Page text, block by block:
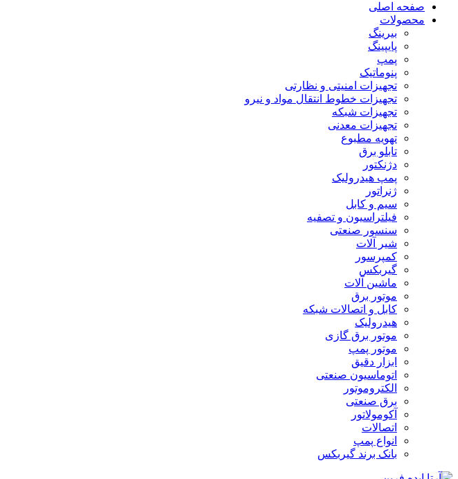
صفحه اصلی
محصولات
بیرینگ
پایپینگ
پمپ
پنوماتیک
تجهیزات امنیتی و نظارتی
تجهیزات خطوط انتقال مواد و نیرو
تجهیزات شبکه
تجهیزات معدنی
تهویه مطبوع
تابلو برق
دژنکتور
پمپ هیدرولیک
ژنراتور
سیم و کابل
فیلتراسیون و تصفیه
سنسور صنعتی
شیر آلات
کمپرسور
گیربکس
ماشین آلات
موتور برق
کابل و اتصالات شبکه
هیدرولیک
موتور برق گازی
موتور پمپ
ابزار دقیق
اتوماسیون صنعتی
الکتروموتور
برق صنعتی
آکومولاتور
اتصالات
انواع پمپ
بانک برند گیربکس